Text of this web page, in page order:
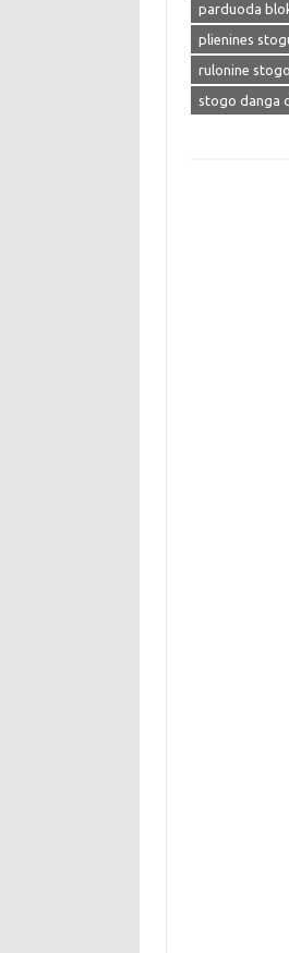
parduoda
plienines
rulonine
stogo danga